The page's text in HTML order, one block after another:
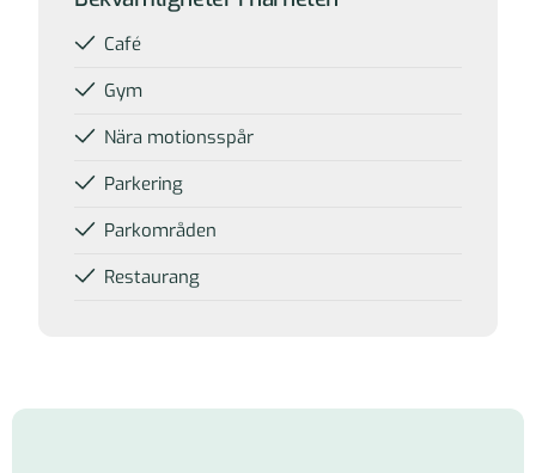
Café
Gym
Nära motionsspår
Parkering
Parkområden
Restaurang
Kontakta oss